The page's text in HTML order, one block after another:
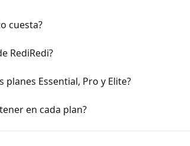
cuesta?
RediRedi?
Essential, Pro y Elite?
en cada plan?